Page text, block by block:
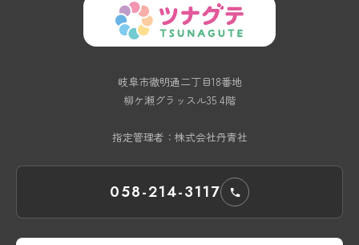
岐阜市徹明通二丁目18番地
柳ケ瀬グラッスル35 4階
指定管理者：株式会社丹青社
058-214-3117